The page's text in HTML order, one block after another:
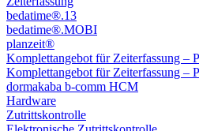
bedatime®.13
bedatime®.MOBI
planzeit®
Komplettangebot für Zeiterfassung –
Komplettangebot für Zeiterfassung –
dormakaba b-comm HCM
Hardware
Zutrittskontrolle